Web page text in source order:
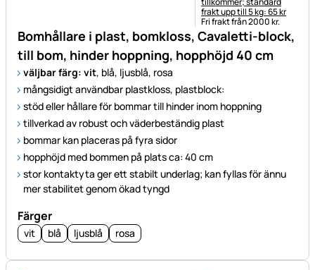
Bomhållare i plast, bomkloss, Cavaletti-block,
till bom, hinder hoppning, hopphöjd 40 cm
väljbar färg: vit, blå, ljusblå, rosa
mångsidigt användbar plastkloss, plastblock:
stöd eller hållare för bommar till hinder inom hoppning
tillverkad av robust och väderbeständig plast
bommar kan placeras på fyra sidor
hopphöjd med bommen på plats ca: 40 cm
stor kontaktyta ger ett stabilt underlag; kan fyllas för ännu
mer stabilitet genom ökad tyngd
Färger
vit blå ljusblå rosa
frakt upp till 5 kg: 65 kr
Fri frakt från 2000 kr.